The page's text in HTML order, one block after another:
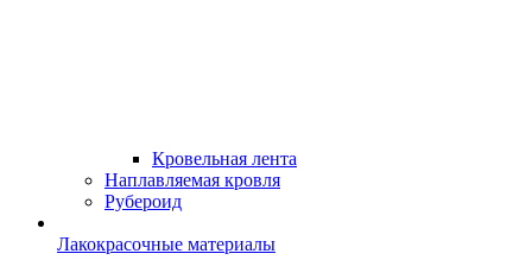
Кровельная лента
Наплавляемая кровля
Рубероид
Лакокрасочные материалы